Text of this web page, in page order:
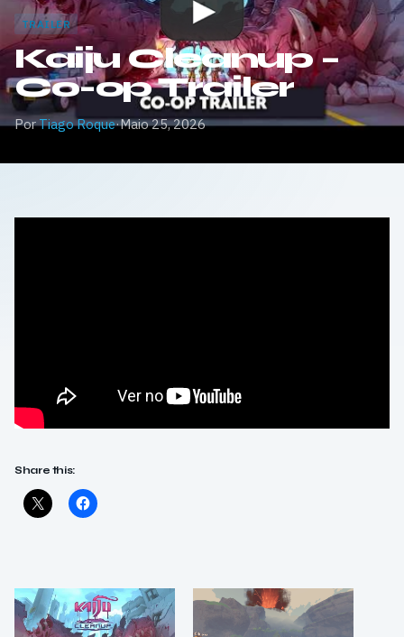
TRAILER
Kaiju Cleanup –
Co-op Trailer
PorTiago Roque·Maio 25, 2026
Share this: